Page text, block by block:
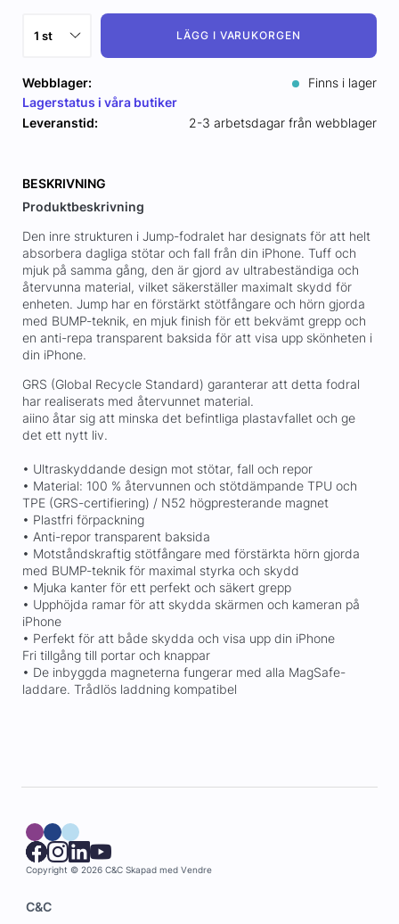
LÄGG I VARUKORGEN
Webblager:
Finns i lager
Lagerstatus i våra butiker
Leveranstid:
2-3 arbetsdagar från webblager
BESKRIVNING
Produktbeskrivning
Den inre strukturen i Jump-fodralet har designats för att helt
absorbera dagliga stötar och fall från din iPhone. Tuff och
mjuk på samma gång, den är gjord av ultrabeständiga och
återvunna material, vilket säkerställer maximalt skydd för
enheten. Jump har en förstärkt stötfångare och hörn gjorda
med BUMP-teknik, en mjuk finish för ett bekvämt grepp och
en anti-repa transparent baksida för att visa upp skönheten i
din iPhone.
GRS (Global Recycle Standard) garanterar att detta fodral
har realiserats med återvunnet material.
aiino åtar sig att minska det befintliga plastavfallet och ge
det ett nytt liv.
• Ultraskyddande design mot stötar, fall och repor
• Material: 100 % återvunnen och stötdämpande TPU och
TPE (GRS-certifiering) / N52 högpresterande magnet
• Plastfri förpackning
• Anti-repor transparent baksida
• Motståndskraftig stötfångare med förstärkta hörn gjorda
med BUMP-teknik för maximal styrka och skydd
• Mjuka kanter för ett perfekt och säkert grepp
• Upphöjda ramar för att skydda skärmen och kameran på
iPhone
• Perfekt för att både skydda och visa upp din iPhone
Fri tillgång till portar och knappar
• De inbyggda magneterna fungerar med alla MagSafe-
laddare. Trådlös laddning kompatibel
Copyright © 2026 C&C Skapad med Vendre
C&C